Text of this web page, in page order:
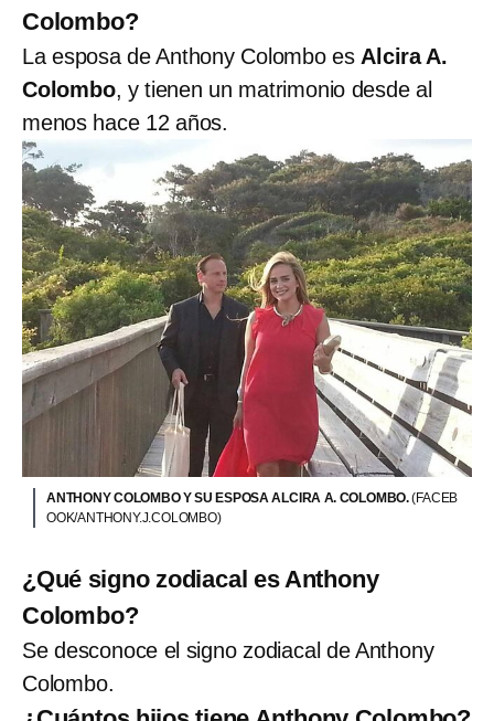
Colombo?
La esposa de Anthony Colombo es Alcira A.
Colombo, y tienen un matrimonio desde al
menos hace 12 años.
ANTHONY COLOMBO Y SU ESPOSA ALCIRA A. COLOMBO.(FACEB
OOK/ANTHONY.J.COLOMBO)
¿Qué signo zodiacal es Anthony
Colombo?
Se desconoce el signo zodiacal de Anthony
Colombo.